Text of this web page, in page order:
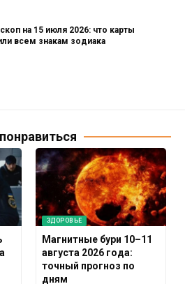
на 15 июля 2026: что карты
всем знакам зодиака
ЗДОРОВЬЕ
Магнитные бури 10–11
августа 2026 года:
точный прогноз по
дням